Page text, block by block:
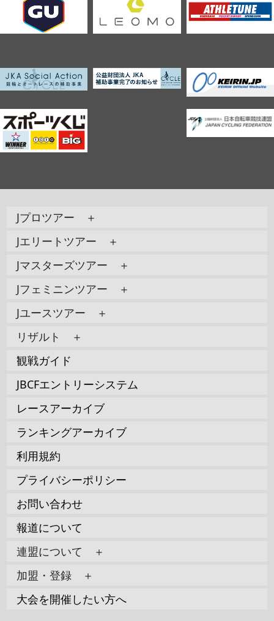
Jプロツアー ＋
Jエリートツアー ＋
Jマスターズツアー ＋
Jフェミニンツアー ＋
Jユースツアー ＋
リザルト ＋
観戦ガイド
JBCFエントリーシステム
レースアーカイブ
ランキングアーカイブ
利用規約
プライバシーポリシー
お問い合わせ
報道について
連盟について ＋
加盟・登録 ＋
大会を開催したい方へ